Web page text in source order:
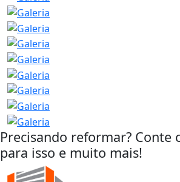
Precisando reformar? Conte
para isso e muito mais!